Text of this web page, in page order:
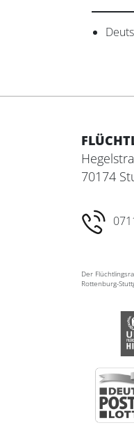
70174
Der
Rottenburg-